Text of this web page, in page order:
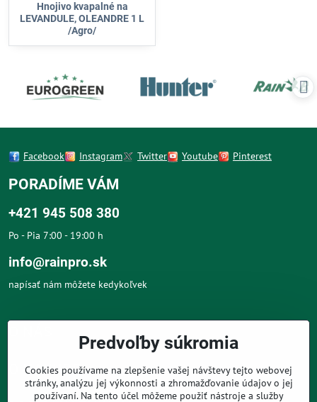
Hnojivo kvapalné na
LEVANDULE, OLEANDRE 1 L
/Agro/
Facebook Instagram Twitter Youtube Pinterest
PORADÍME VÁM
+421 945 508 380
Po - Pia 7:00 - 19:00 h
info@rainpro.sk
napísať nám môžete kedykoľvek
O NÁKUPE
Predvoľby súkromia
Cookies používame na zlepšenie vašej návštevy tejto webovej
stránky, analýzu jej výkonnosti a zhromažďovanie údajov o jej
používaní. Na tento účel môžeme použiť nástroje a služby